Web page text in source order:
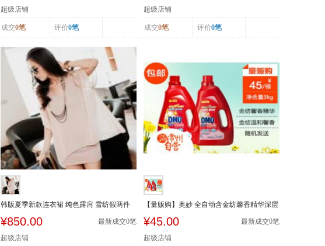
超级店铺
成交0笔 评价0笔
超级店铺
成交0笔 评价0笔
韩版夏季新款连衣裙 纯色露肩 雪纺假两件
¥850.00 最新成交0笔
超级店铺
【量贩购】奥妙 全自动含金纺馨香精华深层
¥45.00 最新成交0笔
超级店铺